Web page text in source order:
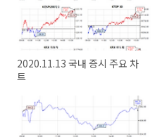
2020.11.13 국내 증시 주요 차
트